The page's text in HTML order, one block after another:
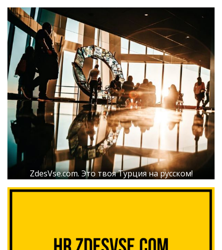
ZdesVse.com. Это твоя Турция на русском!